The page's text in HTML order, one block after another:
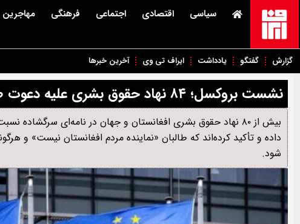
سیاسی اقتصادی اجتماعی فرهنگی مهاجرین
گزارش گفتگو یادداشت ایراف تی وی آخرین خبرها
نشست بروکسل؛ ۸۴ نهاد حقوق بشری علیه دعوت طالبان اعتراض کردند
بیش از ۸۰ نهاد حقوق بشری افغانستان و جهان در نامه‌ای
داده و تأکید کرده‌اند که طالبان «نماینده مردم افغانستان نیست»
شود.